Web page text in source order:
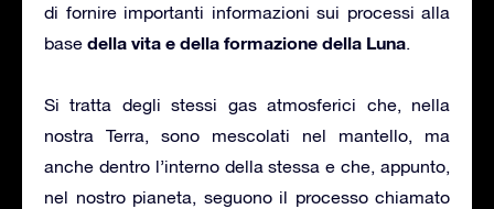
di fornire importanti informazioni sui processi alla
base della vita e della formazione della Luna.
Si tratta degli stessi gas atmosferici che, nella
nostra Terra, sono mescolati nel mantello, ma
anche dentro l’interno della stessa e che, appunto,
nel nostro pianeta, seguono il processo chiamato